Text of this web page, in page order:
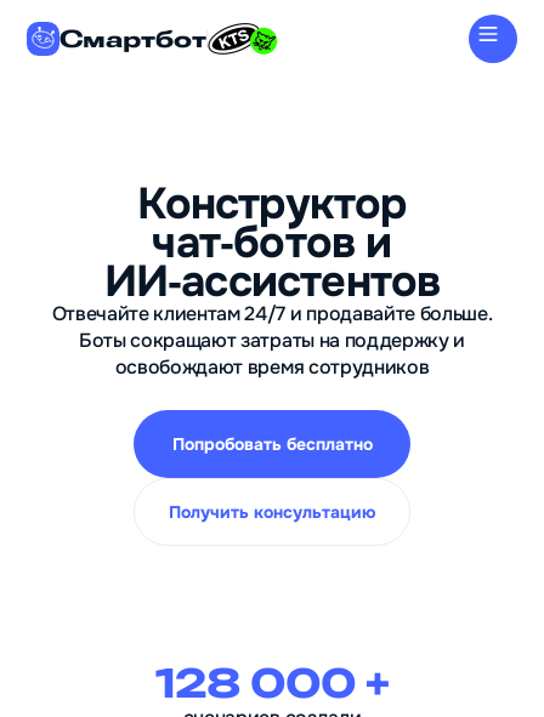
Смартбот
Конструктор
чат‑ботов и
ИИ‑ассистентов
Отвечайте клиентам 24/7 и продавайте больше.
Боты сокращают затраты на поддержку и
освобождают время сотрудников
Попробовать бесплатно
Получить консультацию
128 000 +